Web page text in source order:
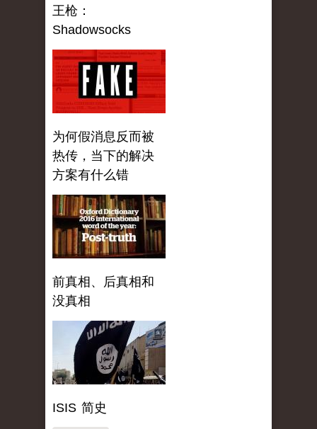
王枪：
Shadowsocks
为何假消息反而被
热传，当下的解决
方案有什么错
前真相、后真相和
没真相
ISIS 简史